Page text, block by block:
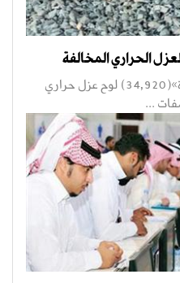
ضبطت فرق الرقابة بوزارة «التجارة»(34,920) لوح عزل حراري